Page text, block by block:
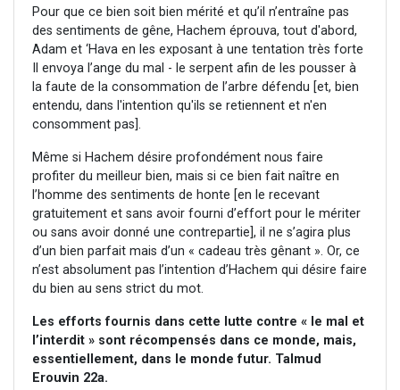
Pour que ce bien soit bien mérité et qu’il n’entraîne pas
des sentiments de gêne, Hachem éprouva, tout d'abord,
Adam et ‘Hava en les exposant à une tentation très forte
Il envoya l’ange du mal - le serpent afin de les pousser à
la faute de la consommation de l’arbre défendu [et, bien
entendu, dans l'intention qu'ils se retiennent et n'en
consomment pas].
Même si Hachem désire profondément nous faire
profiter du meilleur bien, mais si ce bien fait naître en
l’homme des sentiments de honte [en le recevant
gratuitement et sans avoir fourni d’effort pour le mériter
ou sans avoir donné une contrepartie], il ne s’agira plus
d’un bien parfait mais d’un « cadeau très gênant ». Or, ce
n’est absolument pas l’intention d’Hachem qui désire faire
du bien au sens strict du mot.
Les efforts fournis dans cette lutte contre « le mal et
l’interdit » sont récompensés dans ce monde, mais,
essentiellement, dans le monde futur. Talmud
Erouvin 22a.